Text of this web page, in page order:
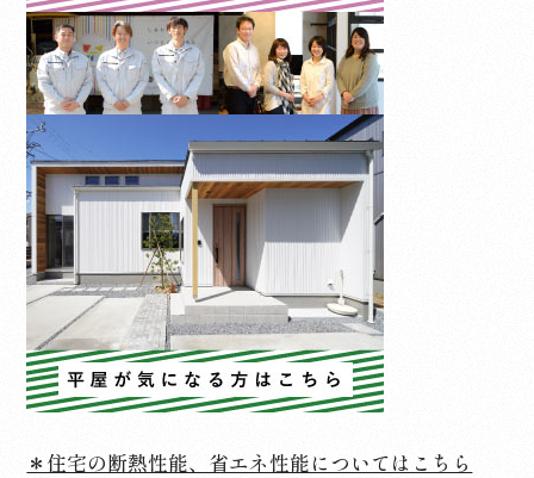
＊住宅の断熱性能、省エネ性能についてはこちら